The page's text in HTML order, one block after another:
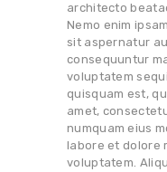
architecto
Nemo enim
sit aspernatur
consequuntur
voluptatem
quisquam est,
amet,
numquam eius
labore et dolore
voluptatem.